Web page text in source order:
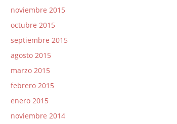
noviembre 2015
octubre 2015
septiembre 2015
agosto 2015
marzo 2015
febrero 2015
enero 2015
noviembre 2014